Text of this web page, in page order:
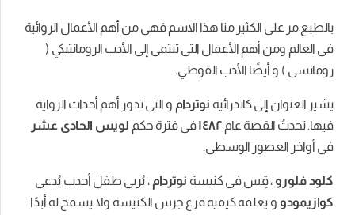
الكثيرمناهذا الاسمفهىمنأهمالأعمال الروائية
أهم الأعمال التى تنتمىإلىالأدب الرومانتيكي(
أيضًا الأدبالقوطي.
كاتدرائيةنوتردام والتى تدورأهمأحداث الرواية
عام١٤٨٢فىفترةحكم لويس الحادىعشر
الوسطى .
قِسفىكنيسة نوتردام، يُربىطفلأحدبيُدعى
يعلمهكيفيةقرع جرسالكنيسة ولايسمحلهأبدًا